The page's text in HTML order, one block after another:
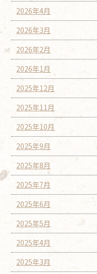
2026年4月
2026年3月
2026年2月
2026年1月
2025年12月
2025年11月
2025年10月
2025年9月
2025年8月
2025年7月
2025年6月
2025年5月
2025年4月
2025年3月